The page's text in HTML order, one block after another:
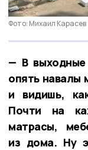
Фото: Михаил Карасев
— В
опять навалы
и видишь,
Почти на
матрасы,
из дома. Ну